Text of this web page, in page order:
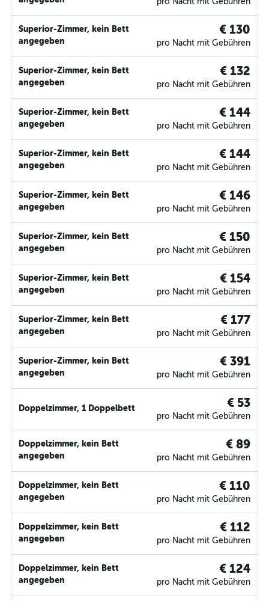
Superior-Zimmer, kein Bett
angegeben
€ 130
pro Nacht mit Gebühren
Superior-Zimmer, kein Bett
angegeben
€ 132
pro Nacht mit Gebühren
Superior-Zimmer, kein Bett
angegeben
€ 144
pro Nacht mit Gebühren
Superior-Zimmer, kein Bett
angegeben
€ 144
pro Nacht mit Gebühren
Superior-Zimmer, kein Bett
angegeben
€ 146
pro Nacht mit Gebühren
Superior-Zimmer, kein Bett
angegeben
€ 150
pro Nacht mit Gebühren
Superior-Zimmer, kein Bett
angegeben
€ 154
pro Nacht mit Gebühren
Superior-Zimmer, kein Bett
angegeben
€ 177
pro Nacht mit Gebühren
Superior-Zimmer, kein Bett
angegeben
€ 391
pro Nacht mit Gebühren
Doppelzimmer, 1 Doppelbett € 53
pro Nacht mit Gebühren
Doppelzimmer, kein Bett
angegeben
€ 89
pro Nacht mit Gebühren
Doppelzimmer, kein Bett
angegeben
€ 110
pro Nacht mit Gebühren
Doppelzimmer, kein Bett
angegeben
€ 112
pro Nacht mit Gebühren
Doppelzimmer, kein Bett
angegeben
€ 124
pro Nacht mit Gebühren